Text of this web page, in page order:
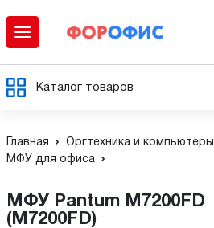
Каталог товаров
Главная Оргтехника и компьютеры
МФУ для офиса
МФУ Pantum M7200FD
(M7200FD)